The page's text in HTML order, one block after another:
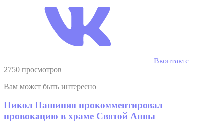
Вконтакте
2750 просмотров
Вам может быть интересно
Никол Пашинян прокомментировал
провокацию в храме Святой Анны